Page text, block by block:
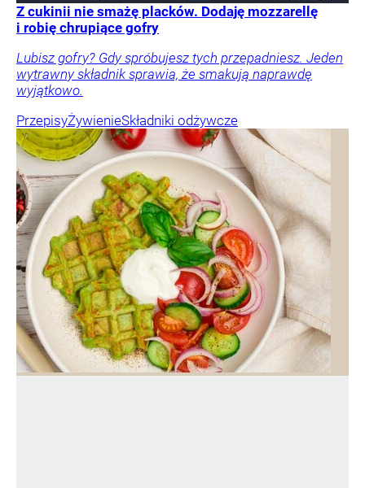
Z cukinii nie smażę placków. Dodaję mozzarellę
i robię chrupiące gofry
Lubisz gofry? Gdy spróbujesz tych przepadniesz. Jeden
wytrawny składnik sprawia, że smakują naprawdę
wyjątkowo.
PrzepisyŻywienieSkładniki odżywcze